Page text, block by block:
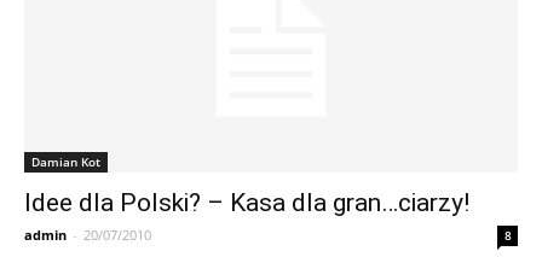
Damian Kot
Idee dla Polski? – Kasa dla gran…ciarzy!
admin - 20/07/2010 8